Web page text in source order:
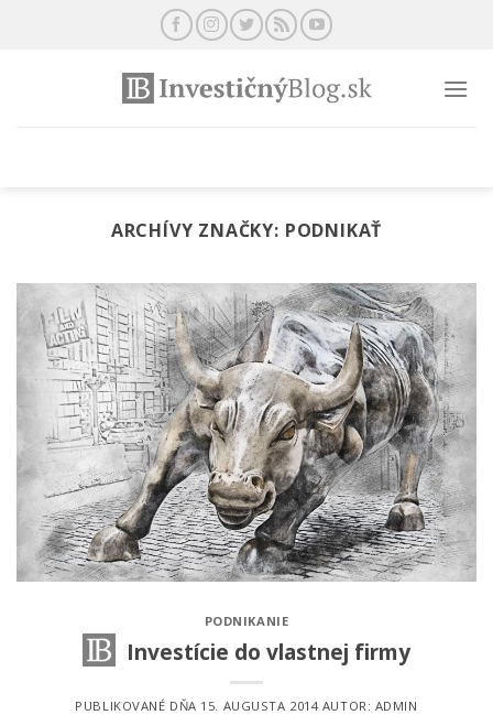
ARCHÍVY ZNAČKY: PODNIKAŤ
PODNIKANIE
Investície do vlastnej firmy
PUBLIKOVANÉ DŇA 15. AUGUSTA 2014AUTOR: ADMIN